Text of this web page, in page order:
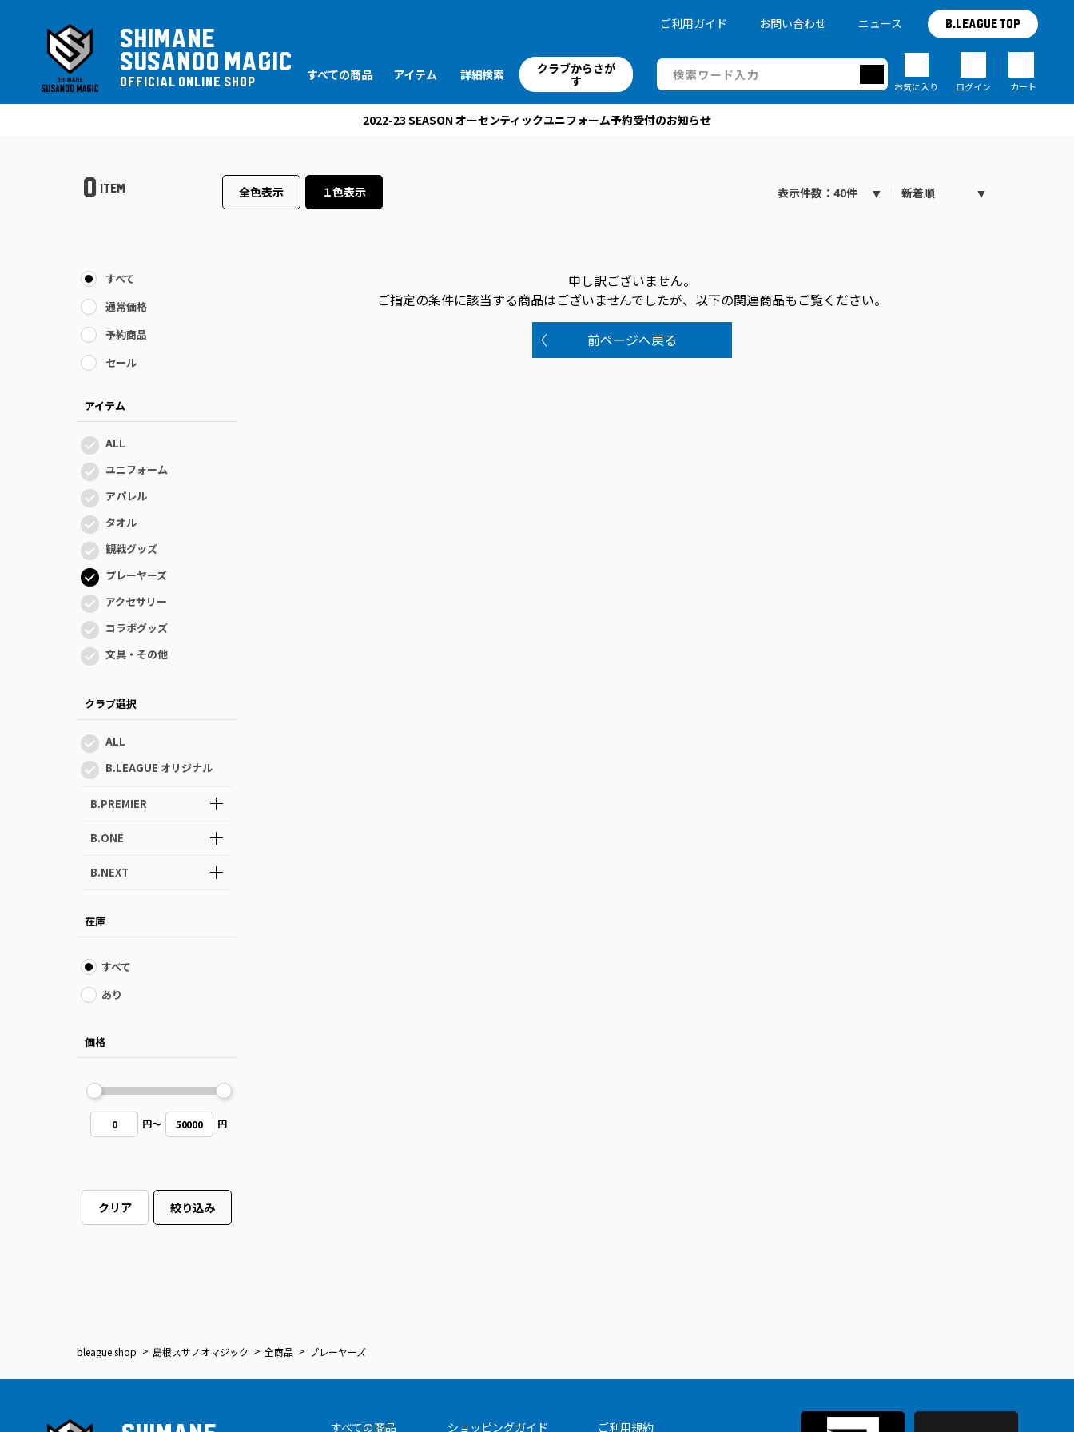
SHIMANE
SUSANOO MAGIC
OFFICIAL ONLINE SHOP すべての商品 アイテム 詳細検索
クラブからさが
す
ご利用ガイド お問い合わせ ニュース B.LEAGUE TOP
お気に入り ログイン カート
2022-23 SEASON オーセンティックユニフォーム予約受付のお知らせ
0 ITEM 全色表示 １色表示 表示件数：40件 新着順
すべて
通常価格
予約商品
セール
アイテム
ALL
ユニフォーム
アパレル
タオル
観戦グッズ
プレーヤーズ
アクセサリー
コラボグッズ
文具・その他
クラブ選択
ALL
B.LEAGUE オリジナル
B.PREMIER
B.ONE
B.NEXT
在庫
すべて
あり
価格
0 円～ 50000 円
クリア 絞り込み
申し訳ございません。
ご指定の条件に該当する商品はございませんでしたが、以下の関連商品もご覧ください。
前ページへ戻る
bleague shop 島根スサノオマジック 全商品 プレーヤーズ
すべての商品 ショッピングガイド ご利用規約